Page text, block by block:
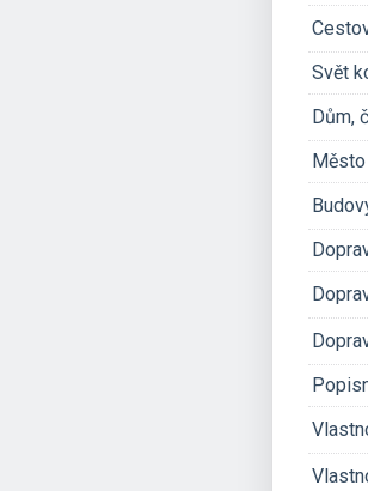
Svět
Dům,
Město